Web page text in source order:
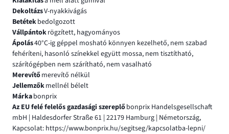
DekoltázsV-nyakkivágás
Betétekbedolgozott
Vállpántokrögzített, hagyományos
Ápolás40°C-ig géppel mosható könnyen kezelhető, nem szabad
fehéríteni, hasonló színekkel együtt mossa, nem tisztítható,
szárítógépben nem szárítható, nem vasalható
Merevítőmerevítő nélkül
Jellemzőkmellnél bélelt
Márkabonprix
Az EU felé felelős gazdasági szereplőbonprix Handelsgesellschaft
mbH | Haldesdorfer Straße 61 | 22179 Hamburg | Németország,
Kapcsolat: https://www.bonprix.hu/segitseg/kapcsolatba-lepni/